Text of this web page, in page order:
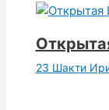
23 Шакти